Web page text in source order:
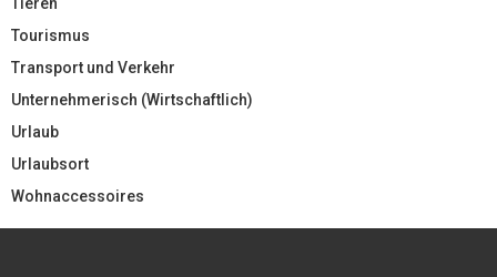
Tourismus
Transport und Verkehr
Unternehmerisch (Wirtschaftlich)
Urlaub
Urlaubsort
Wohnaccessoires